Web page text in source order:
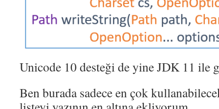
Unicode 10 desteği de yine JDK 11 ile
Ben burada sadece en çok